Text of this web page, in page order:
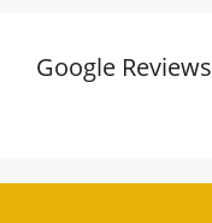
Google Reviews